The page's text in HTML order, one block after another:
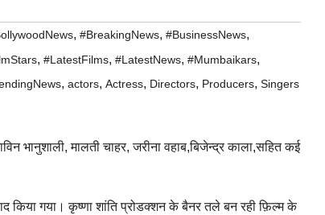
, #BreakingNews, #BusinessNews,
, #LatestFilms, #LatestNews, #Mumbaikars,
, actors, Actress, Directors, Producers, Singers
भानुशाली, मालती चाहर, जरीना वहाब,बिजेन्द्र काला,सहित कई
किया गया। कृष्णा शांति प्रोडक्शन के बैनर तले बन रही फ़िल्म के